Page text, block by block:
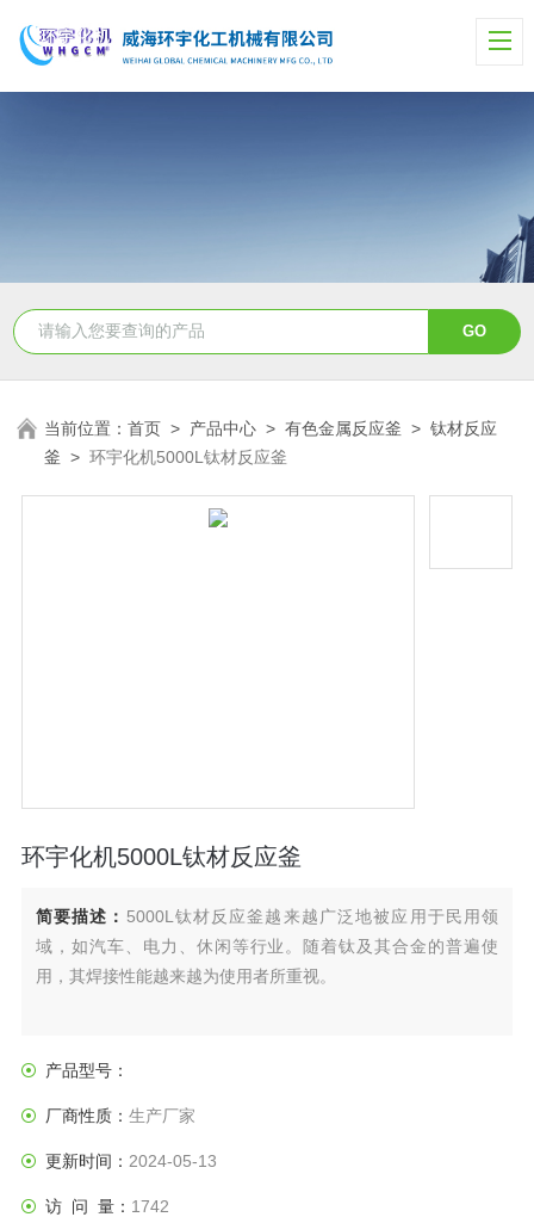
当前位置：首页 > 产品中心 >有色金属反应釜 >钛材反应
釜 >环宇化机5000L钛材反应釜
环宇化机5000L钛材反应釜
简要描述： 5000L钛材反应釜越来越广泛地被应用于民用领
域，如汽车、电力、休闲等行业。随着钛及其合金的普遍使
用，其焊接性能越来越为使用者所重视。
产品型号：
厂商性质： 生产厂家
更新时间： 2024-05-13
访 问 量： 1742